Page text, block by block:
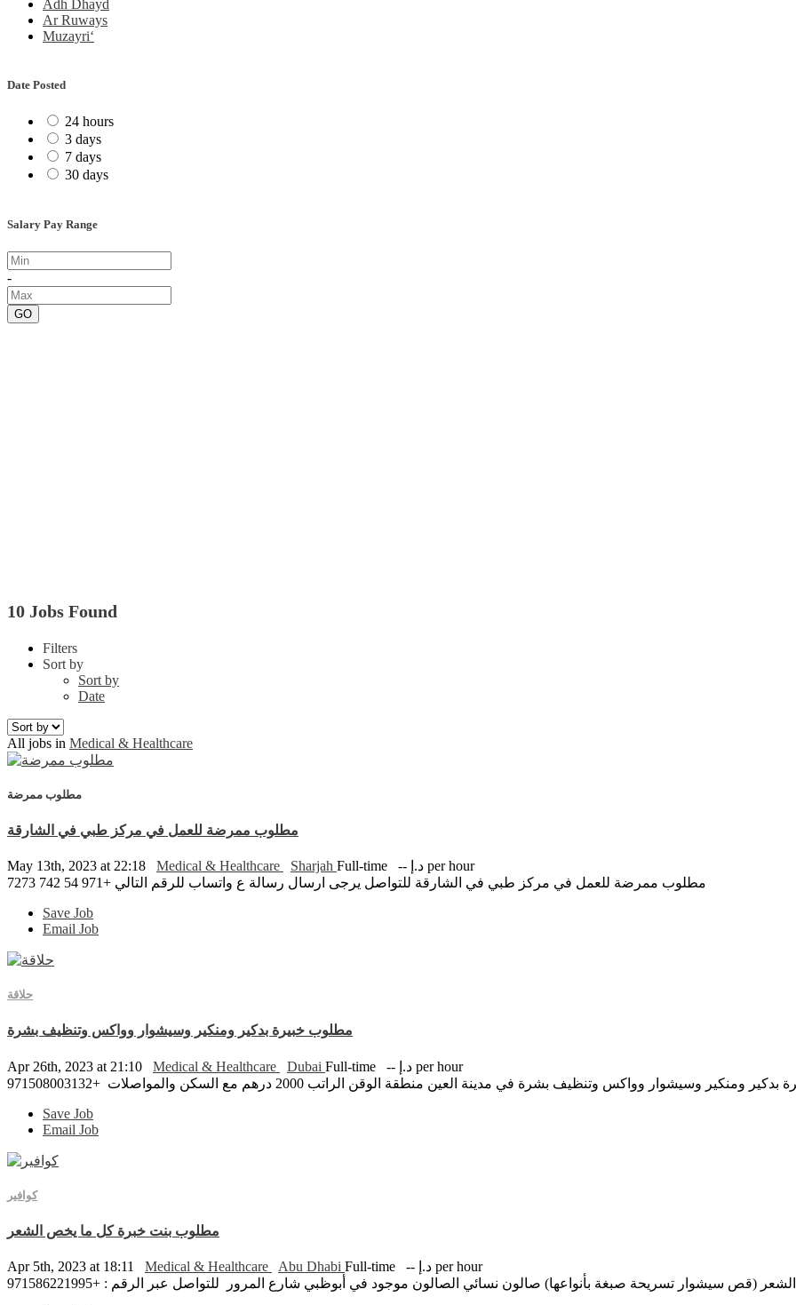
Adh Dhayd
Ar Ruways
Muzayri‘
Date Posted
24 hours
3 days
7 days
30 days
Salary Pay Range
-
GO
10 Jobs Found
Filters
Sort by
Sort by
Date
All jobs in Medical & Healthcare
مطلوب ممرضة
مطلوب ممرضة للعمل في مركز طبي في الشارقة
May 13th, 2023 at 22:18 Medical & Healthcare Sharjah Full-time
-- د.إ per hour
مطلوب ممرضة للعمل في مركز طبي في الشارقة للتواصل يرجى ارسال رسالة ع واتساب للرقم التالي +971 54 742 7273
Save Job
Email Job
حلاقة
مطلوب خبيرة بدكير ومنكير وسيشوار وواكس وتنظيف بشرة
Apr 26th, 2023 at 21:10 Medical & Healthcare Dubai Full-time
-- د.إ per hour
ومنكير وسيشوار وواكس وتنظيف بشرة في مدينة العين منطقة الوقن الراتب 2000 درهم مع السكن والمواصلات +971508003132
Save Job
Email Job
كوافير
مطلوب بنت خبرة كل ما يخص الشعر
Apr 5th, 2023 at 18:11 Medical & Healthcare Abu Dhabi Full-time
-- د.إ per hour
(قص سيشوار تسريحة صبغة بأنواعها) صالون نسائي الصالون موجود في أبوظبي شارع المرور للتواصل عبر الرقم : +971586221995